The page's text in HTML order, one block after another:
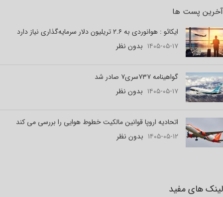
آخرین پست ها
ایکائو : هوانوردی به ۲.۶ تریلیون دلار سرمایه‌گذاری نیاز دارد
۱۴۰۵-۰۵-۱۷ بدون نظر
گواهینامه ۷۳۷سری۷ صادر شد
۱۴۰۵-۰۵-۱۷ بدون نظر
اتحادیه اروپا قوانین مالکیت خطوط هوایی را بررسی می کند
۱۴۰۵-۰۵-۱۲ بدون نظر
لینک های مفید